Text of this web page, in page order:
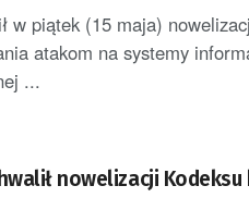
w piątek (15 maja)
atakom na systemy
...
nowelizacji